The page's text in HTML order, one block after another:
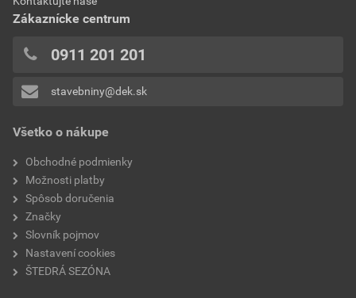
18,69 EUR
bez DPH za l
Pridávať hodnotenie môže iba prihlásený užívateľ.
Všetko o nákupe
Obchodné podmienky
Možnosti platby
Spôsob doručenia
Značky
Slovník pojmov
Nastavení cookies
ŠTEDRÁ SEZÓNA
Zákaznícke centrum
0911 201 201
stavebniny@dek.sk